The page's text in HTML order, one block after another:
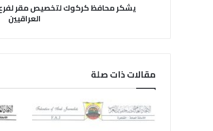
يشكر محافظ كركوك لتخصيص مقر
العراقيين
مقالات ذات صلة